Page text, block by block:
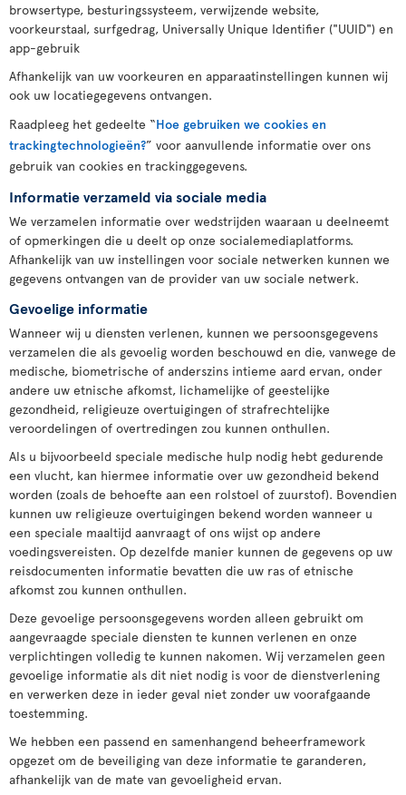
browsertype, besturingssysteem, verwijzende website,
voorkeurstaal, surfgedrag, Universally Unique Identifier ("UUID") en
app-gebruik
Afhankelijk van uw voorkeuren en apparaatinstellingen kunnen wij
ook uw locatiegegevens ontvangen.
Raadpleeg het gedeelte “Hoe gebruiken we cookies en
trackingtechnologieën?” voor aanvullende informatie over ons
gebruik van cookies en trackinggegevens.
Informatie verzameld via sociale media
We verzamelen informatie over wedstrijden waaraan u deelneemt
of opmerkingen die u deelt op onze socialemediaplatforms.
Afhankelijk van uw instellingen voor sociale netwerken kunnen we
gegevens ontvangen van de provider van uw sociale netwerk.
Gevoelige informatie
Wanneer wij u diensten verlenen, kunnen we persoonsgegevens
verzamelen die als gevoelig worden beschouwd en die, vanwege de
medische, biometrische of anderszins intieme aard ervan, onder
andere uw etnische afkomst, lichamelijke of geestelijke
gezondheid, religieuze overtuigingen of strafrechtelijke
veroordelingen of overtredingen zou kunnen onthullen.
Als u bijvoorbeeld speciale medische hulp nodig hebt gedurende
een vlucht, kan hiermee informatie over uw gezondheid bekend
worden (zoals de behoefte aan een rolstoel of zuurstof). Bovendien
kunnen uw religieuze overtuigingen bekend worden wanneer u
een speciale maaltijd aanvraagt of ons wijst op andere
voedingsvereisten. Op dezelfde manier kunnen de gegevens op uw
reisdocumenten informatie bevatten die uw ras of etnische
afkomst zou kunnen onthullen.
Deze gevoelige persoonsgegevens worden alleen gebruikt om
aangevraagde speciale diensten te kunnen verlenen en onze
verplichtingen volledig te kunnen nakomen. Wij verzamelen geen
gevoelige informatie als dit niet nodig is voor de dienstverlening
en verwerken deze in ieder geval niet zonder uw voorafgaande
toestemming.
We hebben een passend en samenhangend beheerframework
opgezet om de beveiliging van deze informatie te garanderen,
afhankelijk van de mate van gevoeligheid ervan.